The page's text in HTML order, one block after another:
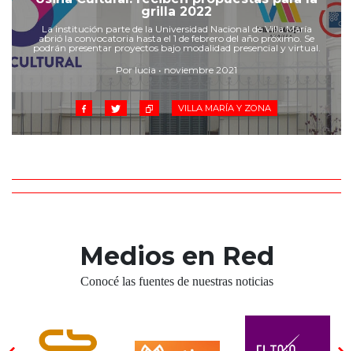
Cruz del Eje
Corredor de Ansenuza
La Carlota y zona
Laboulaye y sur
Río Tercero
Despeñaderos
grilla 2022
La institución parte de la Universidad Nacional de Villa María
abrió la convocatoria hasta el 1 de febrero del año próximo. Se
podrán presentar proyectos bajo modalidad presencial y virtual.
Por lucia • noviembre 2021
VILLA MARÍA Y ZONA
Medios en Red
Conocé las fuentes de nuestras noticias